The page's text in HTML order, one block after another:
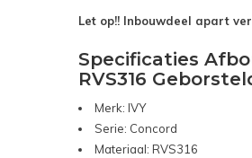
Let op!! Inbouwdeel apart
Specificaties
RVS316
Merk: IVY
Serie: Concord
Materiaal: RVS316